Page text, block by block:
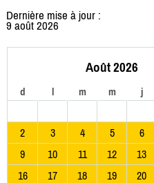
Dernière mise à jour :
9 août 2026
Août 2026
d l m m j
2
3 4 5 6
9
10 11 12 13
16
17 18 19 20